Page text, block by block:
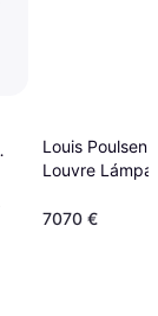
Louis Poulsen
Louvre
7070 €